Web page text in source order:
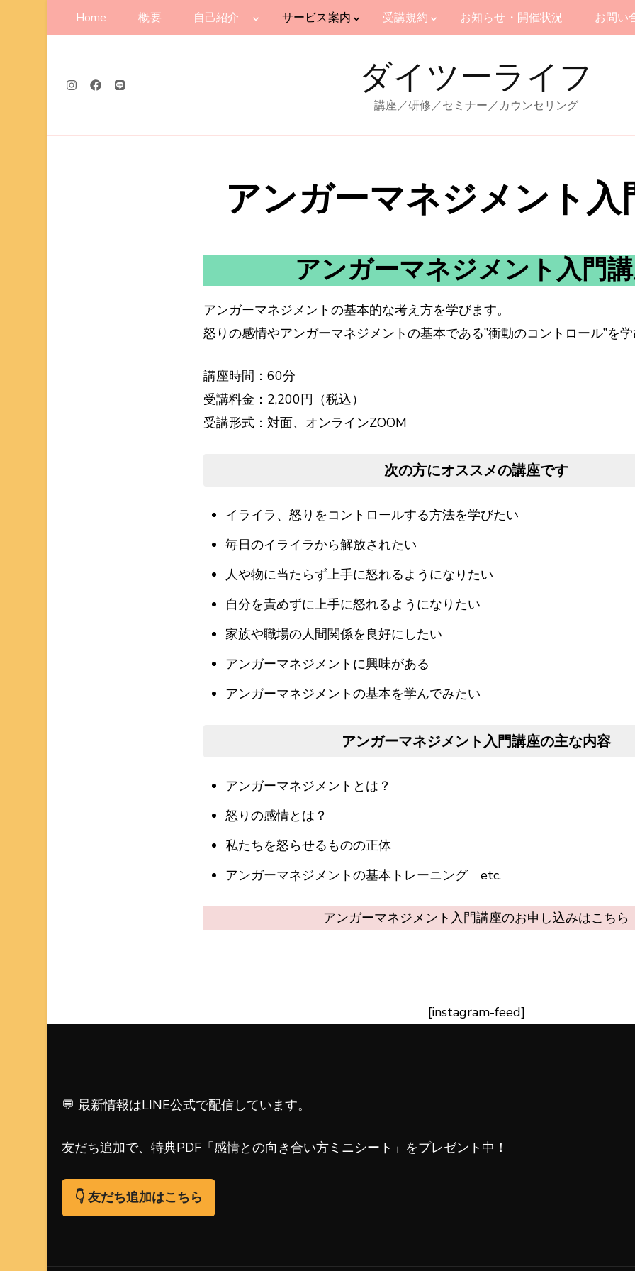
Home 概要 自己紹介 サービス案内 受講規約 お知らせ・開催状況 お問い
ダイツーライフ
講座／研修／セミナー／カウンセリング
アンガーマネジメント入
アンガーマネジメント入門
アンガーマネジメントの基本的な考え方を学びます。
怒りの感情やアンガーマネジメントの基本である”衝動のコントロール”を
講座時間：60分
受講料金：2,200円（税込）
受講形式：対面、オンラインZOOM
次の方にオススメの講座です
イライラ、怒りをコントロールする方法を学びたい
毎日のイライラから解放されたい
人や物に当たらず上手に怒れるようになりたい
自分を責めずに上手に怒れるようになりたい
家族や職場の人間関係を良好にしたい
アンガーマネジメントに興味がある
アンガーマネジメントの基本を学んでみたい
アンガーマネジメント入門講座の主な内容
アンガーマネジメントとは？
怒りの感情とは？
私たちを怒らせるものの正体
アンガーマネジメントの基本トレーニング etc.
アンガーマネジメント入門講座のお申し込みはこちら
[instagram-feed]
💬 最新情報はLINE公式で配信しています。
友だち追加で、特典PDF「感情との向き合い方ミニシート」をプレゼント中！
👇 友だち追加はこちら